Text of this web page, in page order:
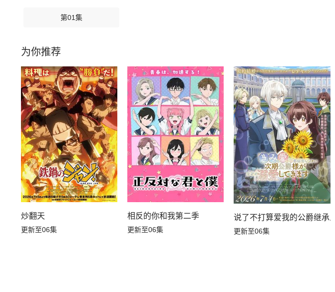
第01集
为你推荐
炒翻天
更新至06集
相反的你和我第二季
更新至06集
说了不打算爱我的公爵继承
更新至06集